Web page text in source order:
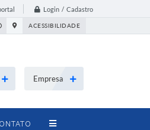
Login / Cadastro
ACESSIBILIDADE
Empresa